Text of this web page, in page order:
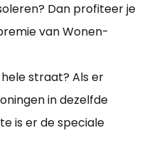
Dan profiteer je
van Wonen-
straat? Als er
in dezelfde
is er de speciale